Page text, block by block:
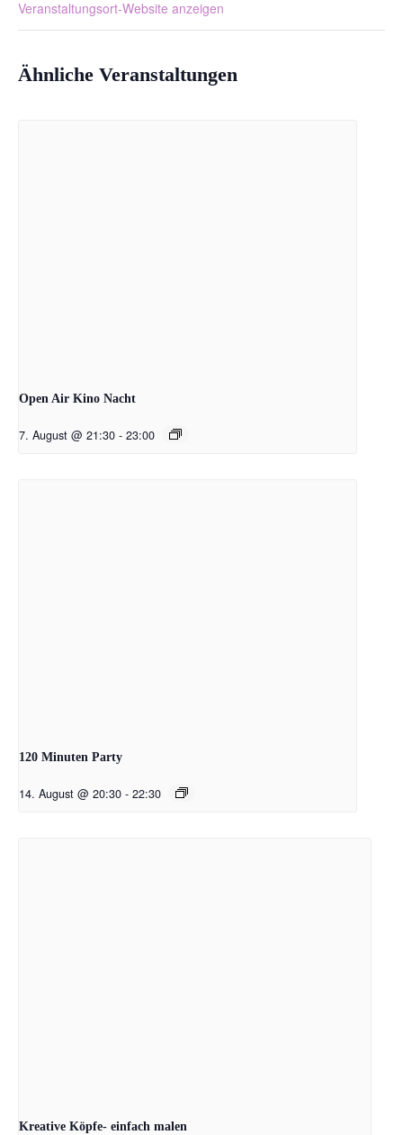
Veranstaltungsort-Website anzeigen
Ähnliche Veranstaltungen
Open Air Kino Nacht
7. August @ 21:30 - 23:00
120 Minuten Party
14. August @ 20:30 - 22:30
Kreative Köpfe- einfach malen